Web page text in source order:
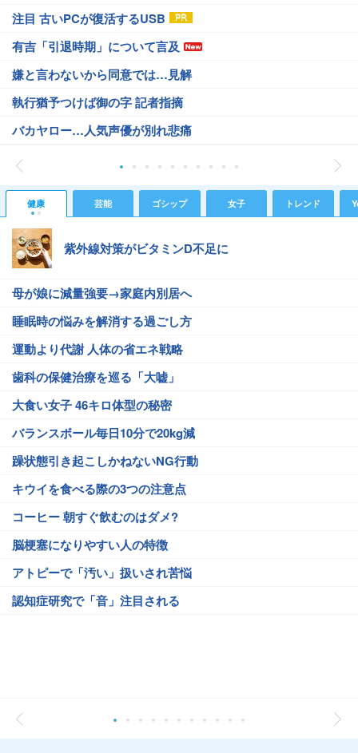
注目 古いPCが復活するUSB
有吉「引退時期」について言及
嫌と言わないから同意では…見解
執行猶予つけば御の字 記者指摘
バカヤロー…人気声優が別れ悲痛
健康 芸能 ゴシップ 女子 トレンド
紫外線対策がビタミンD不足に
母が娘に減量強要→家庭内別居へ
睡眠時の悩みを解消する過ごし方
運動より代謝 人体の省エネ戦略
歯科の保健治療を巡る「大嘘」
大食い女子 46キロ体型の秘密
バランスボール毎日10分で20kg減
躁状態引き起こしかねないNG行動
キウイを食べる際の3つの注意点
コーヒー 朝すぐ飲むのはダメ?
脳梗塞になりやすい人の特徴
アトピーで「汚い」扱いされ苦悩
認知症研究で「音」注目される